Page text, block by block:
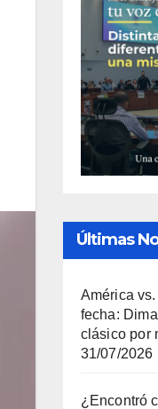
Últimas
América
fecha:
clásico por
31/07/2026
¿Encontró